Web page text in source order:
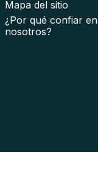
Mapa del sitio
¿Por qué confiar en
nosotros?